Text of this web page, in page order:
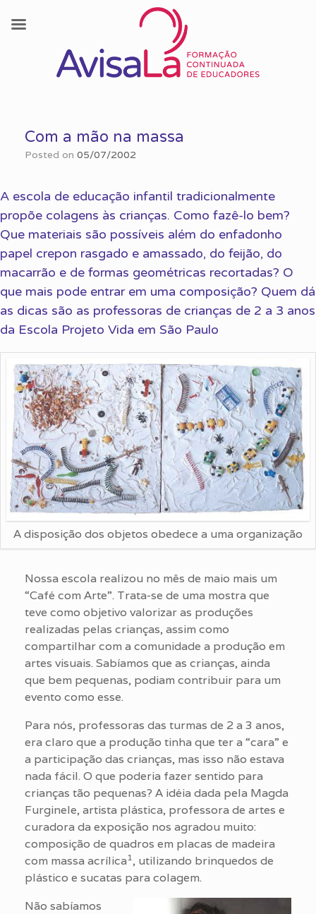
contentCom a mão na massa
Posted on 05/07/2002
A escola de educação infantil tradicionalmente
propõe colagens às crianças. Como fazê-lo bem?
Que materiais são possíveis além do enfadonho
papel crepon rasgado e amassado, do feijão, do
macarrão e de formas geométricas recortadas? O
que mais pode entrar em uma composição? Quem dá
as dicas são as professoras de crianças de 2 a 3 anos
da Escola Projeto Vida em São Paulo
A disposição dos objetos obedece a uma organização
Nossa escola realizou no mês de maio mais um
“Café com Arte”. Trata-se de uma mostra que
teve como objetivo valorizar as produções
realizadas pelas crianças, assim como
compartilhar com a comunidade a produção em
artes visuais. Sabíamos que as crianças, ainda
que bem pequenas, podiam contribuir para um
evento como esse.
Para nós, professoras das turmas de 2 a 3 anos,
era claro que a produção tinha que ter a “cara” e
a participação das crianças, mas isso não estava
nada fácil. O que poderia fazer sentido para
crianças tão pequenas? A idéia dada pela Magda
Furginele, artista plástica, professora de artes e
curadora da exposição nos agradou muito:
composição de quadros em placas de madeira
com massa acrílica 1 , utilizando brinquedos de
plástico e sucatas para colagem.
Não sabíamos